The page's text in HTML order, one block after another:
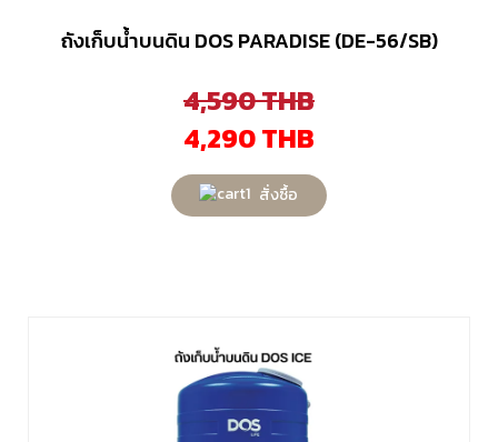
ถังเก็บน้ำบนดิน DOS PARADISE (DE-56/SB)
4,590THB
4,290THB
สั่งซื้อ